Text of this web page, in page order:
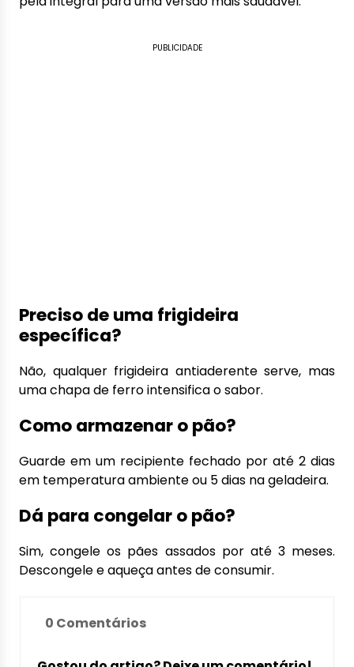
PUBLICIDADE
Preciso de uma frigideira
específica?
Não, qualquer frigideira antiaderente serve, mas
uma chapa de ferro intensifica o sabor.
Como armazenar o pão?
Guarde em um recipiente fechado por até 2 dias
em temperatura ambiente ou 5 dias na geladeira.
Dá para congelar o pão?
Sim, congele os pães assados por até 3 meses.
Descongele e aqueça antes de consumir.
0 Comentários